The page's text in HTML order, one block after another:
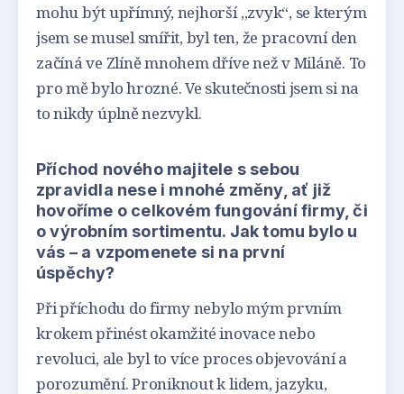
mohu být upřímný, nejhorší „zvyk“, se kterým
jsem se musel smířit, byl ten, že pracovní den
začíná ve Zlíně mnohem dříve než v Miláně. To
pro mě bylo hrozné. Ve skutečnosti jsem si na
to nikdy úplně nezvykl.
Příchod nového majitele s sebou
zpravidla nese i mnohé změny, ať již
hovoříme o celkovém fungování firmy, či
o výrobním sortimentu. Jak tomu bylo u
vás – a vzpomenete si na první
úspěchy?
Při příchodu do firmy nebylo mým prvním
krokem přinést okamžité inovace nebo
revoluci, ale byl to více proces objevování a
porozumění. Proniknout k lidem, jazyku,